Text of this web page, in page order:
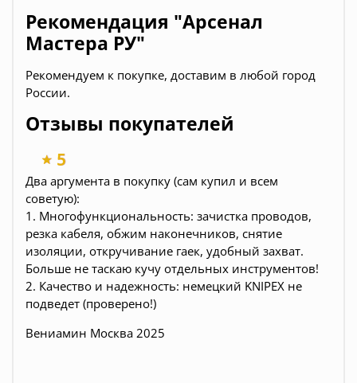
Рекомендация "Арсенал
Мастера РУ"
Рекомендуем к покупке, доставим в любой город
России.
Отзывы покупателей
Два аргумента в покупку (сам купил и всем
советую):
1. Многофункциональность: зачистка проводов,
резка кабеля, обжим наконечников, снятие
изоляции, откручивание гаек, удобный захват.
Больше не таскаю кучу отдельных инструментов!
2. Качество и надежность: немецкий KNIPEX не
подведет (проверено!)
Вениамин Москва 2025